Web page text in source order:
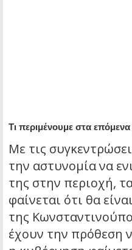
Τι περιμένουμε στα
Με τις
την αστυνομία να
της στην περιοχή,
φαίνεται ότι θα
της
έχουν την πρόθεση